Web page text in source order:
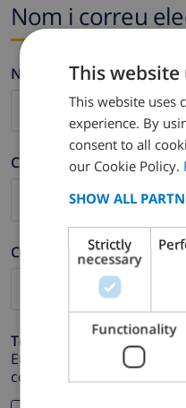
Nom i correu
Nom *
Cognom *
Correu electrònic *
Telèfon *
En cas que la direcció de
correctament.
This website
This website uses
experience. By
consent to all
our Cookie Policy.
SHOW ALL
Strictly
necessary
Functionality